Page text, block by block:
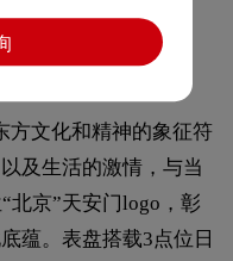
方文化和精神的象征符
及生活的激情，与当
北京”天安门logo，彰
蕴。表盘搭载3点位日